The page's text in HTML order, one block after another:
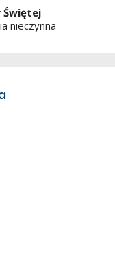
Świętej
nieczynna